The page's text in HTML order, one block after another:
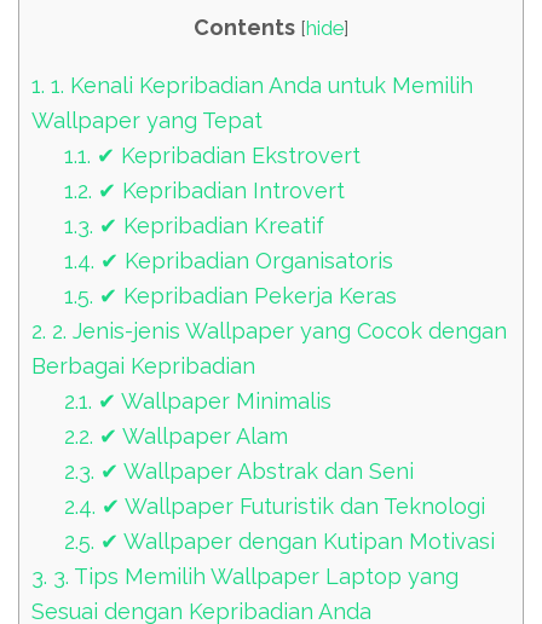
Contents [hide]
1. 1. Kenali Kepribadian Anda untuk Memilih
Wallpaper yang Tepat
1.1. ✔ Kepribadian Ekstrovert
1.2. ✔ Kepribadian Introvert
1.3. ✔ Kepribadian Kreatif
1.4. ✔ Kepribadian Organisatoris
1.5. ✔ Kepribadian Pekerja Keras
2. 2. Jenis-jenis Wallpaper yang Cocok dengan
Berbagai Kepribadian
2.1. ✔ Wallpaper Minimalis
2.2. ✔ Wallpaper Alam
2.3. ✔ Wallpaper Abstrak dan Seni
2.4. ✔ Wallpaper Futuristik dan Teknologi
2.5. ✔ Wallpaper dengan Kutipan Motivasi
3. 3. Tips Memilih Wallpaper Laptop yang
Sesuai dengan Kepribadian Anda